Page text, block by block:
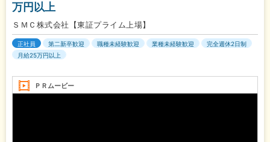
万円以上
ＳＭＣ株式会社【東証プライム上場】
正社員 第二新卒歓迎 職種未経験歓迎 業種未経験歓迎
完全週休2日制
月給25万円以上
ＰＲムービー